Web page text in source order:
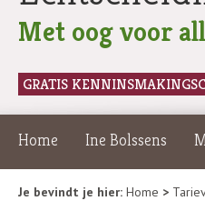
Met oog voor
GRATIS
Home Ine Bolssens
Je bevindt je hier: Home >